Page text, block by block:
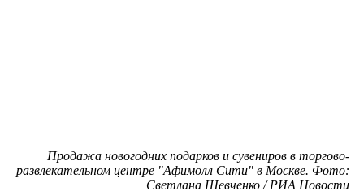
Продажа новогодних подарков и сувениров в торгово-
развлекательном центре "Афимолл Сити" в Москве. Фото:
Светлана Шевченко / РИА Новости